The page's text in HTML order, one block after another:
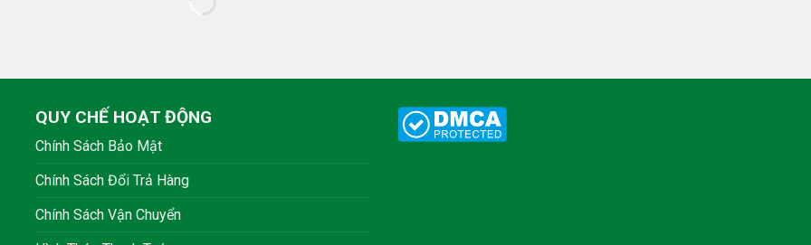
QUY CHẾ HOẠT ĐỘNG
Chính Sách Bảo Mật
Chính Sách Đổi Trả Hàng
Chính Sách Vận Chuyển